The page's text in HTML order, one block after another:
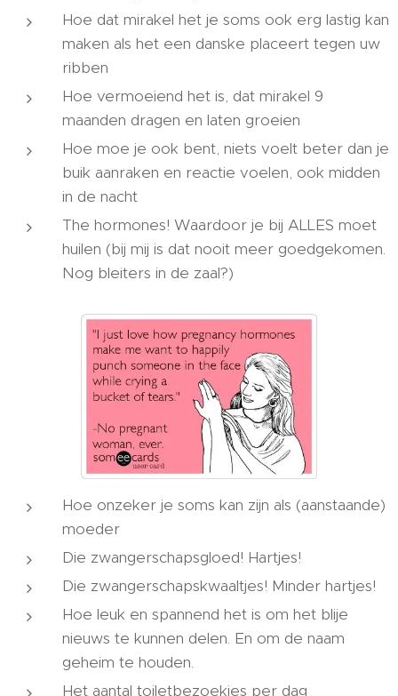
Hoe dat mirakel het je soms ook erg lastig kan
maken als het een danske placeert tegen uw
ribben
Hoe vermoeiend het is, dat mirakel 9
maanden dragen en laten groeien
Hoe moe je ook bent, niets voelt beter dan je
buik aanraken en reactie voelen, ook midden
in de nacht
The hormones! Waardoor je bij ALLES moet
huilen (bij mij is dat nooit meer goedgekomen.
Nog bleiters in de zaal?)
Hoe onzeker je soms kan zijn als (aanstaande)
moeder
Die zwangerschapsgloed! Hartjes!
Die zwangerschapskwaaltjes! Minder hartjes!
Hoe leuk en spannend het is om het blije
nieuws te kunnen delen. En om de naam
geheim te houden.
Het aantal toiletbezoekjes per dag